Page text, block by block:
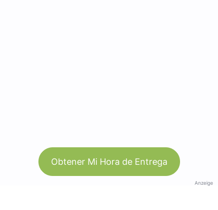
Obtener Mi Hora de Entrega
Anzeige